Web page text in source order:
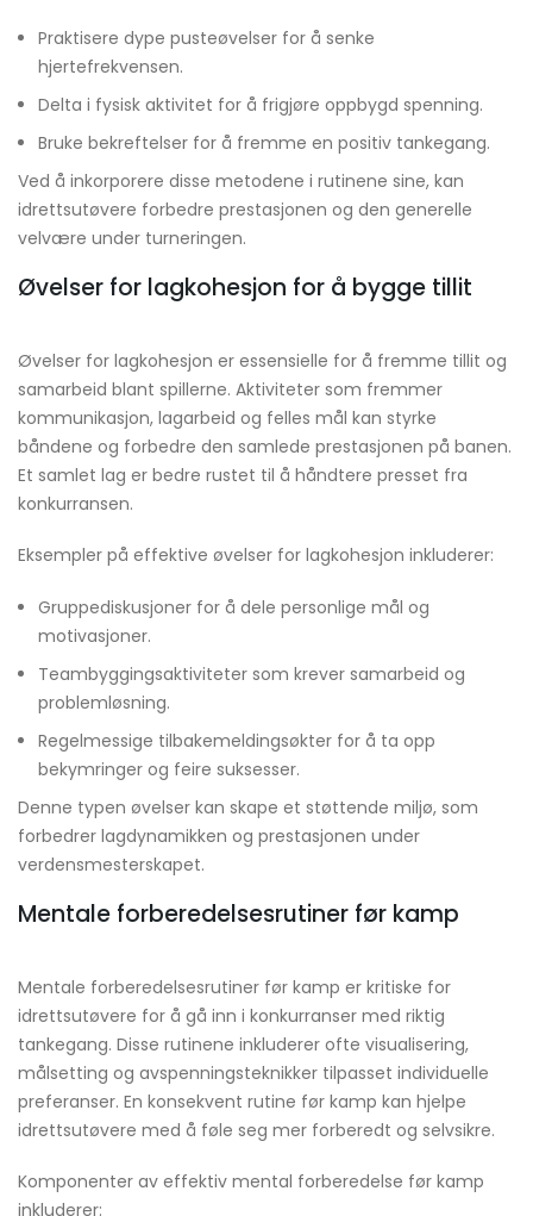
Praktisere dype pusteøvelser for å senke
hjertefrekvensen.
Delta i fysisk aktivitet for å frigjøre oppbygd spenning.
Bruke bekreftelser for å fremme en positiv tankegang.
Ved å inkorporere disse metodene i rutinene sine, kan
idrettsutøvere forbedre prestasjonen og den generelle
velvære under turneringen.
Øvelser for lagkohesjon for å bygge tillit
Øvelser for lagkohesjon er essensielle for å fremme tillit og
samarbeid blant spillerne. Aktiviteter som fremmer
kommunikasjon, lagarbeid og felles mål kan styrke
båndene og forbedre den samlede prestasjonen på banen.
Et samlet lag er bedre rustet til å håndtere presset fra
konkurransen.
Eksempler på effektive øvelser for lagkohesjon inkluderer:
Gruppediskusjoner for å dele personlige mål og
motivasjoner.
Teambyggingsaktiviteter som krever samarbeid og
problemløsning.
Regelmessige tilbakemeldingsøkter for å ta opp
bekymringer og feire suksesser.
Denne typen øvelser kan skape et støttende miljø, som
forbedrer lagdynamikken og prestasjonen under
verdensmesterskapet.
Mentale forberedelsesrutiner før kamp
Mentale forberedelsesrutiner før kamp er kritiske for
idrettsutøvere for å gå inn i konkurranser med riktig
tankegang. Disse rutinene inkluderer ofte visualisering,
målsetting og avspenningsteknikker tilpasset individuelle
preferanser. En konsekvent rutine før kamp kan hjelpe
idrettsutøvere med å føle seg mer forberedt og selvsikre.
Komponenter av effektiv mental forberedelse før kamp
inkluderer: